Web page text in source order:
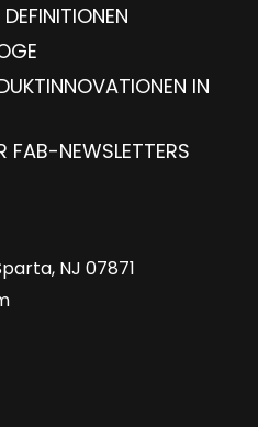
IN
FAB-NEWSLETTERS
NJ 07871